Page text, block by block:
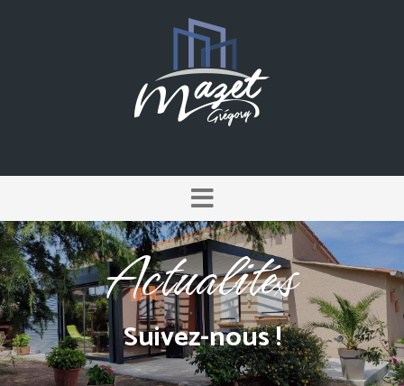
Actualités
Suivez-nous !